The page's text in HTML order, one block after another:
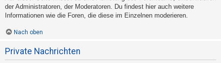
der Administratoren, der Moderatoren. Du findest hier auch weitere
Informationen wie die Foren, die diese im Einzelnen moderieren.
Nach oben
Private Nachrichten